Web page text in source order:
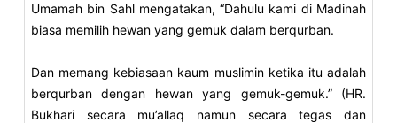
Umamah bin Sahl mengatakan, “Dahulu kami di Madinah
biasa memilih hewan yang gemuk dalam berqurban.
Dan memang kebiasaan kaum muslimin ketika itu adalah
berqurban dengan hewan yang gemuk-gemuk.” (HR.
Bukhari secara mu’allaq namun secara tegas dan